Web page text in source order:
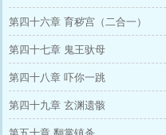
第四十六章 育秽宫（二合一）
第四十七章 鬼王驮母
第四十八章 吓你一跳
第四十九章 玄渊遗骸